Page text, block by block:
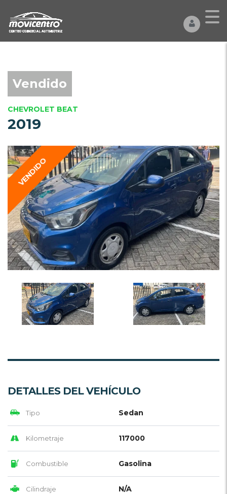
Vendido
CHEVROLET BEAT
2019
VENDIDO
DETALLES DEL VEHÍCULO
Tipo Sedan
Kilometraje 117000
Combustible Gasolina
Cilindraje N/A